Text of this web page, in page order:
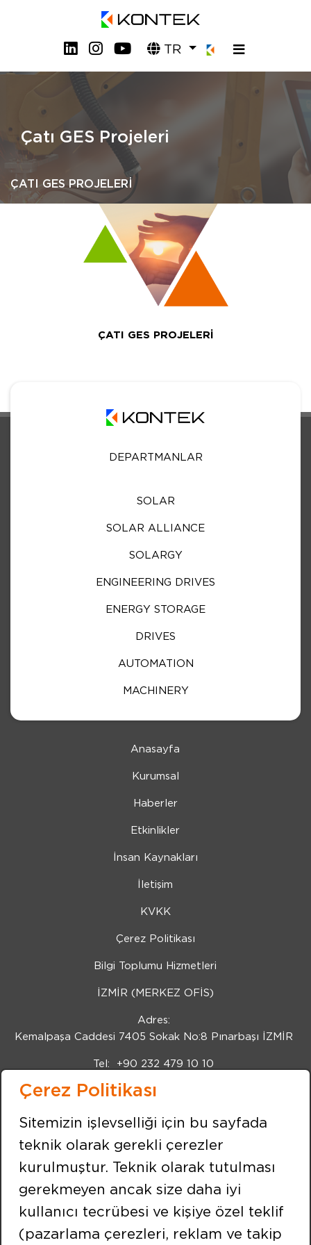
TR
Çatı GES Projeleri
ÇATI GES PROJELERİ
ÇATI GES PROJELERİ
Çerez Politikası
Sitemizin işlevselliği için bu sayfada
teknik olarak gerekli çerezler
kurulmuştur. Teknik olarak tutulması
gerekmeyen ancak size daha iyi
kullanıcı tecrübesi ve kişiye özel teklif
(pazarlama çerezleri, reklam ve takip
DEPARTMANLAR
SOLAR
SOLAR ALLIANCE
SOLARGY
ENGINEERING DRIVES
ENERGY STORAGE
DRIVES
AUTOMATION
MACHINERY
Anasayfa
Kurumsal
Haberler
Etkinlikler
İnsan Kaynakları
İletişim
KVKK
Çerez Politikası
Bilgi Toplumu Hizmetleri
İZMİR (MERKEZ OFİS)
Adres:
Kemalpaşa Caddesi 7405 Sokak No:8 Pınarbaşı İZMİR
Tel: +90 232 479 10 10
Fax: +90 232 479 91 91
BİZİ TAKİP EDİN
İSTANBUL
Adres:
Merkez Mahallesi Efnan Sokak No:9 Çekmeköy /
İSTANBUL